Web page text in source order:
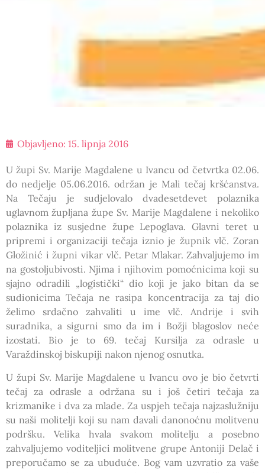
Objavljeno: 15. lipnja 2016
U župi Sv. Marije Magdalene u Ivancu od četvrtka 02.06.
do nedjelje 05.06.2016. održan je Mali tečaj kršćanstva.
Na Tečaju je sudjelovalo dvadesetdevet polaznika
uglavnom župljana župe Sv. Marije Magdalene i nekoliko
polaznika iz susjedne župe Lepoglava. Glavni teret u
pripremi i organizaciji tečaja iznio je župnik vlč. Zoran
Gložinić i župni vikar vlč. Petar Mlakar. Zahvaljujemo im
na gostoljubivosti. Njima i njihovim pomoćnicima koji su
sjajno odradili „logistički“ dio koji je jako bitan da se
sudionicima Tečaja ne rasipa koncentracija za taj dio
želimo srdačno zahvaliti u ime vlč. Andrije i svih
suradnika, a sigurni smo da im i Božji blagoslov neće
izostati. Bio je to 69. tečaj Kursilja za odrasle u
Varaždinskoj biskupiji nakon njenog osnutka.
U župi Sv. Marije Magdalene u Ivancu ovo je bio četvrti
tečaj za odrasle a održana su i još četiri tečaja za
krizmanike i dva za mlade. Za uspjeh tečaja najzaslužniju
su naši molitelji koji su nam davali danonoćnu molitvenu
podršku. Velika hvala svakom molitelju a posebno
zahvaljujemo voditeljici molitvene grupe Antoniji Delač i
preporučamo se za ubuduće. Bog vam uzvratio za vaše